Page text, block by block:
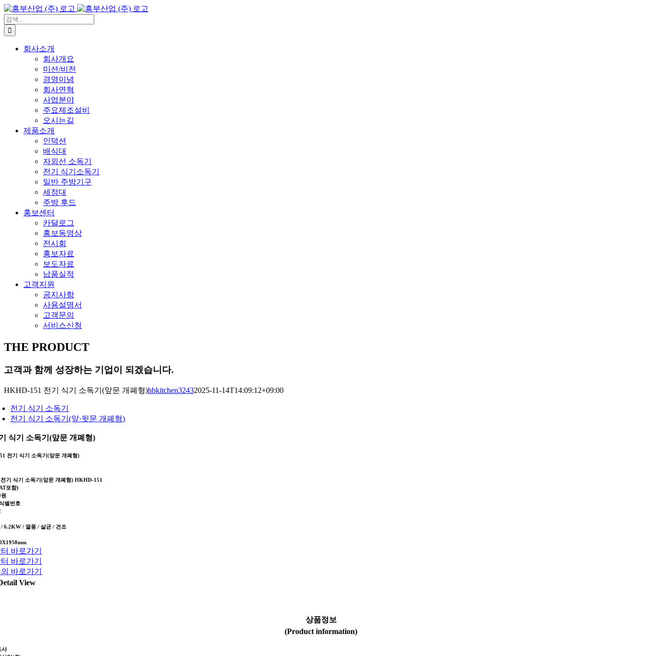
콘
텐
츠
로
검
색:
회사소개
회사개요
미션/비전
경영이념
회사연혁
사업분야
주요제조설비
오시는길
제품소개
인덕션
배식대
자외선 소독기
전기 식기소독기
일반 주방기구
세정대
주방 후드
홍보센터
카달로그
홍보동영상
전시회
홍보자료
보도자료
납품실적
고객지원
공지사항
사용설명서
고객문의
서비스신청
THE PRODUCT
고객과 함께 성장하는 기업이 되겠습니다.
HKHD-151 전기 식기 소독기(앞문 개폐형)hbkitchen32432025-11-14T14:09:12+09:00
전기 식기 소독기
전기 식기 소독기(앞·뒷문 개폐형)
식기 소독기(앞문 개폐형)
전기 식기 소독기(앞문 개폐형)
기 식기 소독기(앞문 개폐형) HKHD-151
포함)
별번호
6.2KW / 열풍 / 살균 / 건조
바로가기
바로가기
바로가기
View
상품정보
(Product information)
사